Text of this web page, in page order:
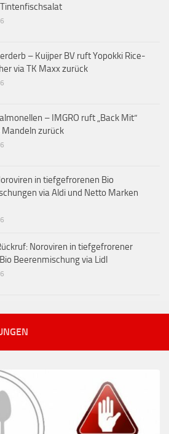
– Kuijper BV ruft Yopokki Rice-
via TK Maxx zurück
– IMGRO ruft „Back Mit“
zurück
in tiefgefrorenen Bio
via Aldi und Netto Marken
Noroviren in tiefgefrorener
Beerenmischung via Lidl